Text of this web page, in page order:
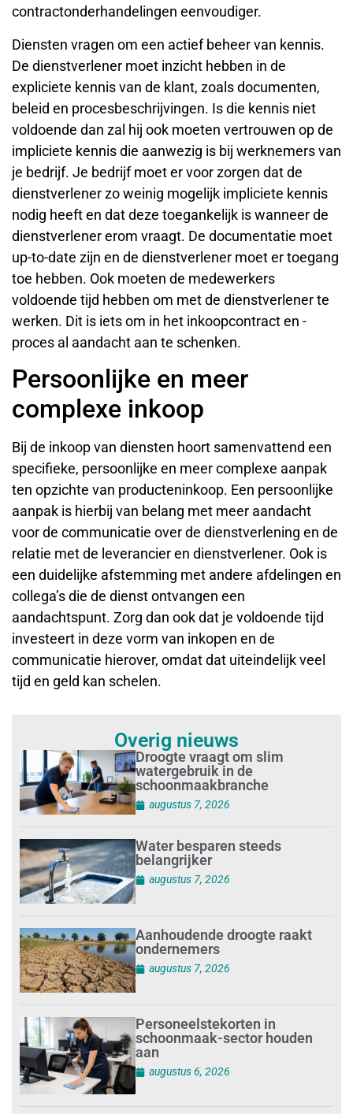
contractonderhandelingen eenvoudiger.
Diensten vragen om een actief beheer van kennis.
De dienstverlener moet inzicht hebben in de
expliciete kennis van de klant, zoals documenten,
beleid en procesbeschrijvingen. Is die kennis niet
voldoende dan zal hij ook moeten vertrouwen op de
impliciete kennis die aanwezig is bij werknemers van
je bedrijf. Je bedrijf moet er voor zorgen dat de
dienstverlener zo weinig mogelijk impliciete kennis
nodig heeft en dat deze toegankelijk is wanneer de
dienstverlener erom vraagt. De documentatie moet
up-to-date zijn en de dienstverlener moet er toegang
toe hebben. Ook moeten de medewerkers
voldoende tijd hebben om met de dienstverlener te
werken. Dit is iets om in het inkoopcontract en -
proces al aandacht aan te schenken.
Persoonlijke en meer
complexe inkoop
Bij de inkoop van diensten hoort samenvattend een
specifieke, persoonlijke en meer complexe aanpak
ten opzichte van producteninkoop. Een persoonlijke
aanpak is hierbij van belang met meer aandacht
voor de communicatie over de dienstverlening en de
relatie met de leverancier en dienstverlener. Ook is
een duidelijke afstemming met andere afdelingen en
collega’s die de dienst ontvangen een
aandachtspunt. Zorg dan ook dat je voldoende tijd
investeert in deze vorm van inkopen en de
communicatie hierover, omdat dat uiteindelijk veel
tijd en geld kan schelen.
Overig nieuws
Droogte vraagt om slim
watergebruik in de
schoonmaakbranche
augustus 7, 2026
Water besparen steeds
belangrijker
augustus 7, 2026
Aanhoudende droogte raakt
ondernemers
augustus 7, 2026
Personeelstekorten in
schoonmaak-sector houden
aan
augustus 6, 2026